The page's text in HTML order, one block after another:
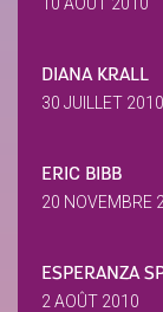
DIANA KRALL
30 JUILLET 2010
ERIC BIBB
20 NOVEMBRE
ESPERANZA
2 AOÛT 2010